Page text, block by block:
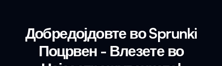
Добредојдовте во Sprunki
Поцрвен - Влезете во